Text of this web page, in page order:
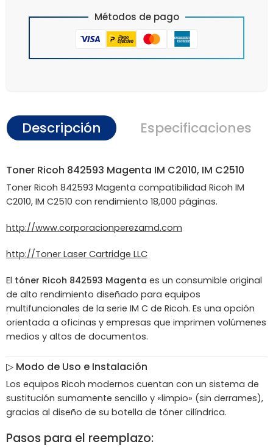
Métodos de pago
Descripción Especificaciones
Toner Ricoh 842593 Magenta IM C2010, IM C2510
Toner Ricoh 842593 Magenta compatibilidad Ricoh IM
C2010, IM C2510 con rendimiento 18,000 páginas.
http://www.corporacionperezamd.com
http://Toner Laser Cartridge LLC
El tóner Ricoh 842593 Magenta es un consumible original
de alto rendimiento diseñado para equipos
multifuncionales de la serie IM C de Ricoh. Es una opción
orientada a oficinas y empresas que imprimen volúmenes
medios y altos de documentos.
▷ Modo de Uso e Instalación
Los equipos Ricoh modernos cuentan con un sistema de
sustitución sumamente sencillo y «limpio» (sin derrames),
gracias al diseño de su botella de tóner cilíndrica.
Pasos para el reemplazo: